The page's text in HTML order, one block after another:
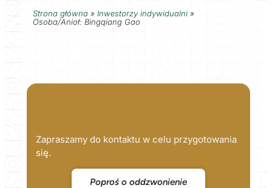
Strona główna» Inwestorzy indywidualni»
Osoba/Anioł: Bingqiang Gao
Zapraszamy do kontaktu w celu przygotowania
się.
Poproś o oddzwonienie